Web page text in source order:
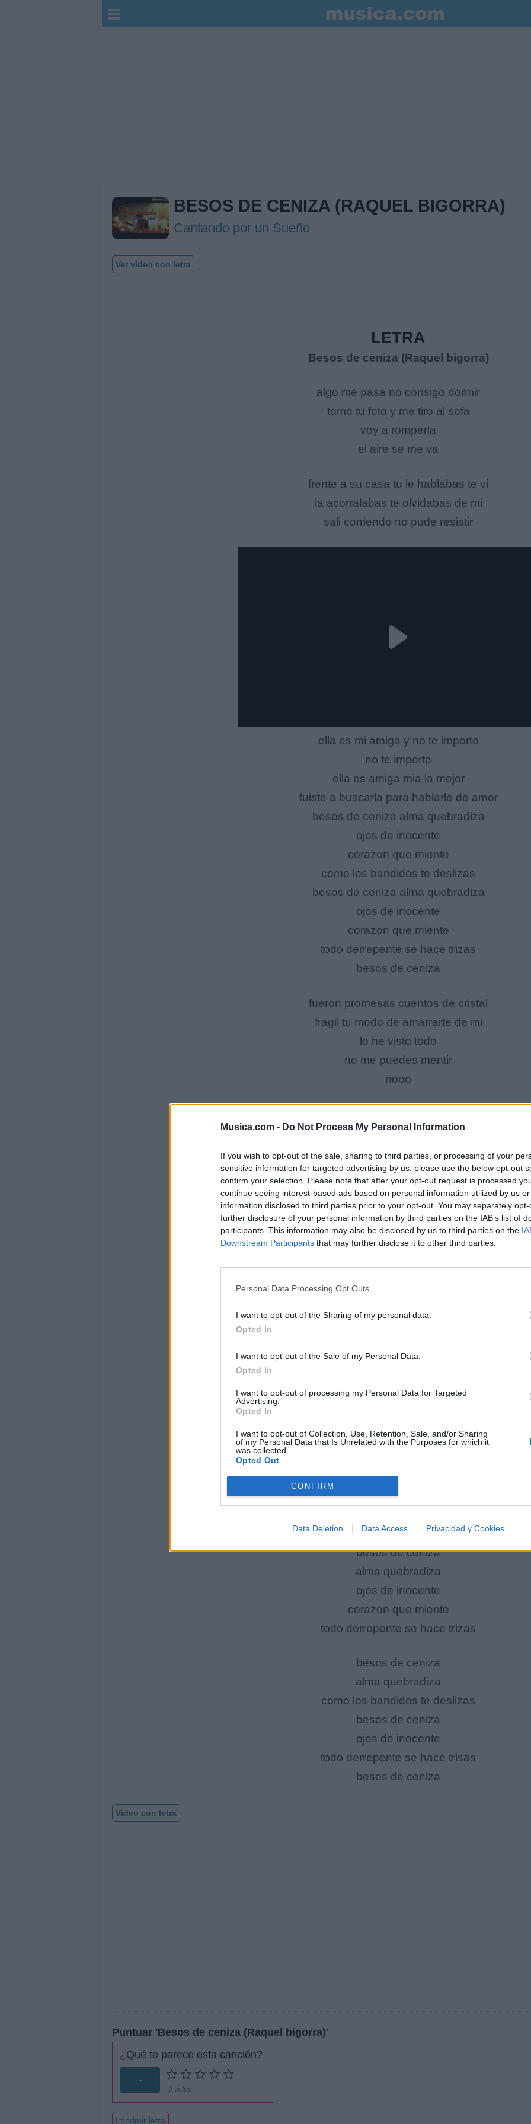
Musica.com - Do Not Process My Personal Information
If you wish to opt-out of the sale, sharing to third parties, or processing of your
sensitive information for targeted advertising by us, please use the below opt-out
confirm your selection. Please note that after your opt-out request is processed
continue seeing interest-based ads based on personal information utilized by us
information disclosed to third parties prior to your opt-out. You may separately
further disclosure of your personal information by third parties on the IAB’s list of
participants. This information may also be disclosed by us to third parties on the
Downstream Participants that may further disclose it to other third parties.
Personal Data Processing Opt Outs
I want to opt-out of the Sharing of my personal data.
Opted In
I want to opt-out of the Sale of my Personal Data.
Opted In
I want to opt-out of processing my Personal Data for Targeted
Advertising.
Opted In
I want to opt-out of Collection, Use, Retention, Sale, and/or Sharing
of my Personal Data that Is Unrelated with the Purposes for which it
was collected.
Opted Out
CONFIRM
Data Deletion Data Access Privacidad y Cookies
BESOS DE CENIZA (RAQUEL BIGORRA)
Cantando por un Sueño
Ver vídeo con letra
LETRA
Besos de ceniza (Raquel bigorra)
algo me pasa no consigo dormir
tomo tu foto y me tiro al sofa
voy a romperla
el aire se me va
frente a su casa tu le hablabas te vi
la acorralabas te olvidabas de mi
sali corriendo no pude resistir
ella es mi amiga y no te importo
no te importo
ella es amiga mia la mejor
fuiste a buscarla para hablarle de amor
besos de ceniza alma quebradiza
ojos de inocente
corazon que miente
como los bandidos te deslizas
besos de ceniza alma quebradiza
ojos de inocente
corazon que miente
todo derrepente se hace trizas
besos de ceniza
fueron promesas cuentos de cristal
fragil tu modo de amarrarte de mi
lo he visto todo
no me puedes mentir
nooo
no te importo
ella es amiga mia la mejor
fuiste a buscarla para hablarle de amor
besos de ceniza
alma quebradiza
ojos de inocente
corazon que miente
como los bandidos te deslizas
besos de ceniza alma quebradiza
corazon que miente
besos de ceniza
alma quebradiza
ojos de inocente
corazon que miente
todo derrepente se hace trizas
besos de ceniza
alma quebradiza
como los bandidos te deslizas
besos de ceniza
ojos de inocente
todo derrepente se hace trisas
besos de ceniza
Vídeo con letra
Puntuar 'Besos de ceniza (Raquel bigorra)'
¿Qué te parece esta canción?
-
0 votos
Imprimir letra